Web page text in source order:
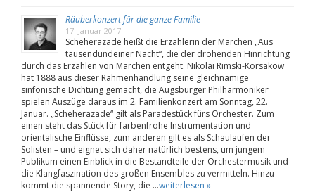
Räuberkonzert für die ganze Familie
17. Januar 2017
Scheherazade heißt die Erzählerin der Märchen „Aus
tausendundeiner Nacht“, die der drohenden Hinrichtung
durch das Erzählen von Märchen entgeht. Nikolai Rimski-Korsakow
hat 1888 aus dieser Rahmenhandlung seine gleichnamige
sinfonische Dichtung gemacht, die Augsburger Philharmoniker
spielen Auszüge daraus im 2. Familienkonzert am Sonntag, 22.
Januar. „Scheherazade“ gilt als Paradestück fürs Orchester. Zum
einen steht das Stück für farbenfrohe Instrumentation und
orientalische Einflüsse, zum anderen gilt es als Schaulaufen der
Solisten – und eignet sich daher natürlich bestens, um jungem
Publikum einen Einblick in die Bestandteile der Orchestermusik und
die Klangfaszination des großen Ensembles zu vermitteln. Hinzu
kommt die spannende Story, die …weiterlesen »